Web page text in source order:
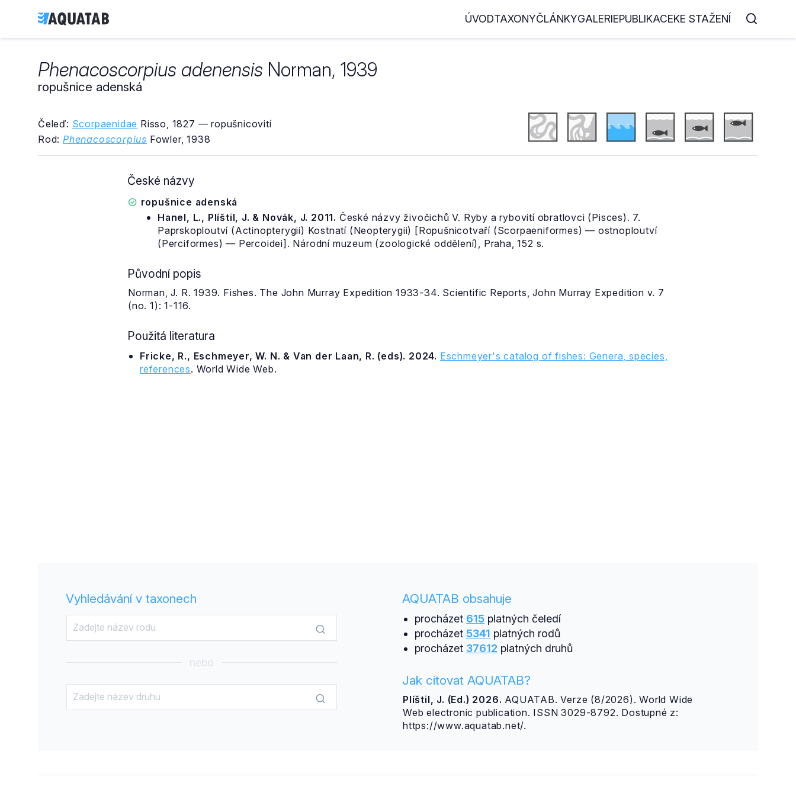
ÚVODTAXONYČLÁNKYGALERIEPUBLIKACEKE STAŽENÍ
Phenacoscorpius adenensis Norman, 1939
ropušnice adenská
Čeleď: Scorpaenidae Risso, 1827 — ropušnicovití
Rod: Phenacoscorpius Fowler, 1938
České názvy
ropušnice adenská
Hanel, L., Plíštil, J. & Novák, J. 2011. České názvy živočichů V. Ryby a rybovití obratlovci (Pisces). 7.
Paprskoploutví (Actinopterygii) Kostnatí (Neopterygii) [Ropušnicotvaří (Scorpaeniformes) — ostnoploutví
(Perciformes) — Percoidei]. Národní muzeum (zoologické oddělení), Praha, 152 s.
Původní popis
Norman, J. R. 1939. Fishes. The John Murray Expedition 1933-34. Scientific Reports, John Murray Expedition v. 7
(no. 1): 1-116.
Použitá literatura
Fricke, R., Eschmeyer, W. N. & Van der Laan, R. (eds). 2024. Eschmeyer's catalog of fishes: Genera, species,
references. World Wide Web.
Vyhledávání v taxonech
nebo
AQUATAB obsahuje
procházet 615platných čeledí
procházet 5341 platných rodů
procházet 37612 platných druhů
Jak citovat AQUATAB?
Plíštil, J. (Ed.) 2026. AQUATAB. Verze (8/2026). World Wide
Web electronic publication. ISSN 3029-8792. Dostupné z:
https://www.aquatab.net/.